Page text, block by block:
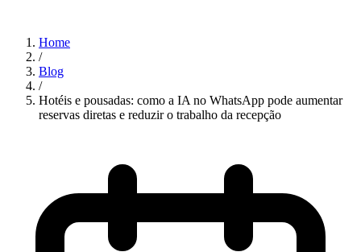
Home
/
Blog
/
Hotéis e pousadas: como a IA no WhatsApp pode aumentar
reservas diretas e reduzir o trabalho da recepção